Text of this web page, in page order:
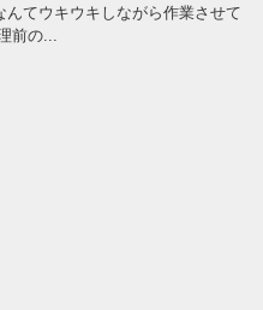
んてウキウキしながら作業させて
前の...